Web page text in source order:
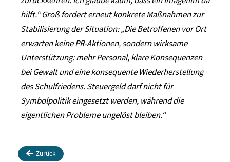
hilft.“ Groß fordert erneut konkrete Maßnahmen zur
Stabilisierung der Situation: „Die Betroffenen vor Ort
erwarten keine PR-Aktionen, sondern wirksame
Unterstützung: mehr Personal, klare Konsequenzen
bei Gewalt und eine konsequente Wiederherstellung
des Schulfriedens. Steuergeld darf nicht für
Symbolpolitik eingesetzt werden, während die
eigentlichen Probleme ungelöst bleiben.“
Zurück